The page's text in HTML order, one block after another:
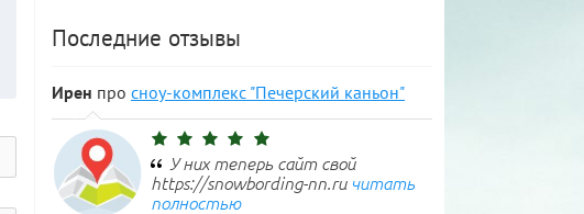
Последние отзывы
Ирен про сноу-комплекс "Печерский каньон"
У них теперь сайт свой
https://snowbording-nn.ru читать
полностью